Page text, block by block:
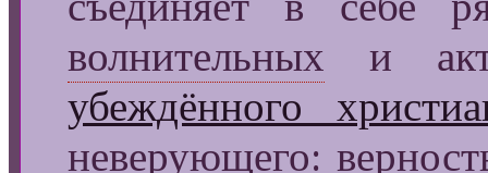
волнительных и
убеждённого
неверующего: